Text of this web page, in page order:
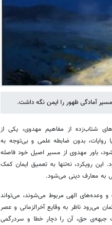
آمادگی ظهور را ایمن نگه داشت.
شتاب‌زده از مفاهیم مهدوی، یکی از
بدون ضابطه علمی و بی‌توجه به
باور مهدوی از مسیر اصیل خود فاصله
رویکرد، نه‌تنها به تعمیق ایمان کمک
به معارف دینی می‌شود.
و وعده‌های الهی مربوط می‌شوند، می‌تواند
می‌رود ناظر به وقایع آخرالزمانی و عصر
جبهه‌ی حق، آن را دچار خطا و سردرگمی